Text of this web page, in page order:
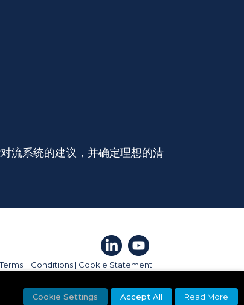
流系统的建议，并确定理想的清
+ Conditions| Cookie Statement
Cookie Settings Accept All Read More